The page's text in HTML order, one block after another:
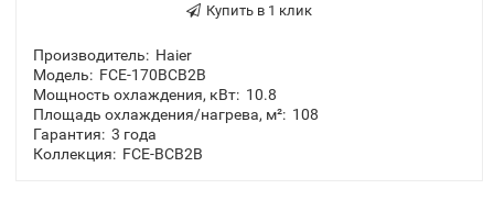
Производитель: Haier
Модель: FCE-170BCB2B
Мощность охлаждения, кВт: 10.8
Площадь охлаждения/нагрева, м²: 108
Гарантия: 3 года
Коллекция: FCE-BCB2B
Купить в 1 клик